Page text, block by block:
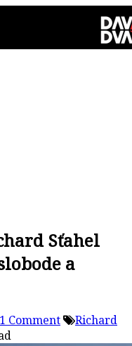
Sťahel
a
1 Comment
Richard